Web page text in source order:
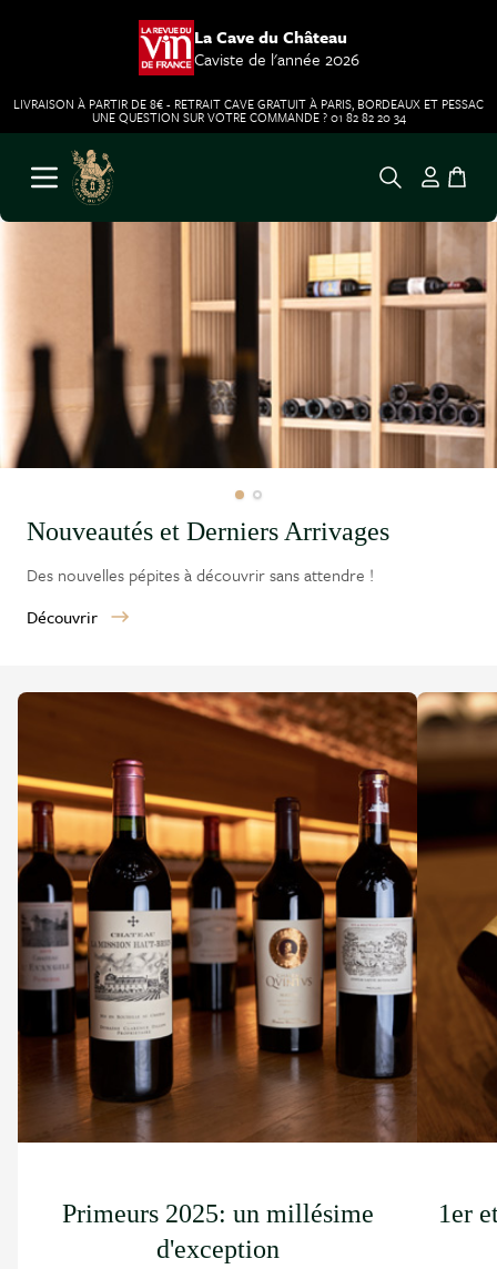
La Cave du Château
Caviste de l'année 2026
LIVRAISON À PARTIR DE 8€ - RETRAIT CAVE GRATUIT À PARIS, BORDEAUX ET PESSAC
UNE QUESTION SUR VOTRE COMMANDE ? 01 82 82 20 34
Aller au contenu
Ouvrir le menu
Nouveautés et Derniers Arrivages
Des nouvelles pépites à découvrir sans attendre !
Découvrir
Primeurs 2025: un millésime
d'exception
1er